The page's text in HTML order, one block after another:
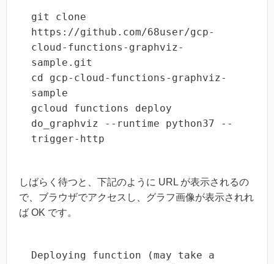
git clone
https://github.com/68user/gcp-
cloud-functions-graphviz-
sample.git
cd gcp-cloud-functions-graphviz-
sample
gcloud functions deploy
do_graphviz --runtime python37 --
trigger-http
しばらく待つと、下記のように URL が表示されるの
で、ブラウザでアクセスし、グラフ画像が表示されれ
ば OK です。
Deploying function (may take a